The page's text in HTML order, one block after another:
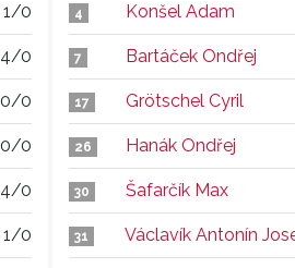
1/0
4/0
0/0
0/0
4/0
1/0
4 Konšel Adam
7 Bartáček Ondřej
17 Grötschel Cyril
26 Hanák Ondřej
30 Šafarčík Max
31 Václavík Antonín